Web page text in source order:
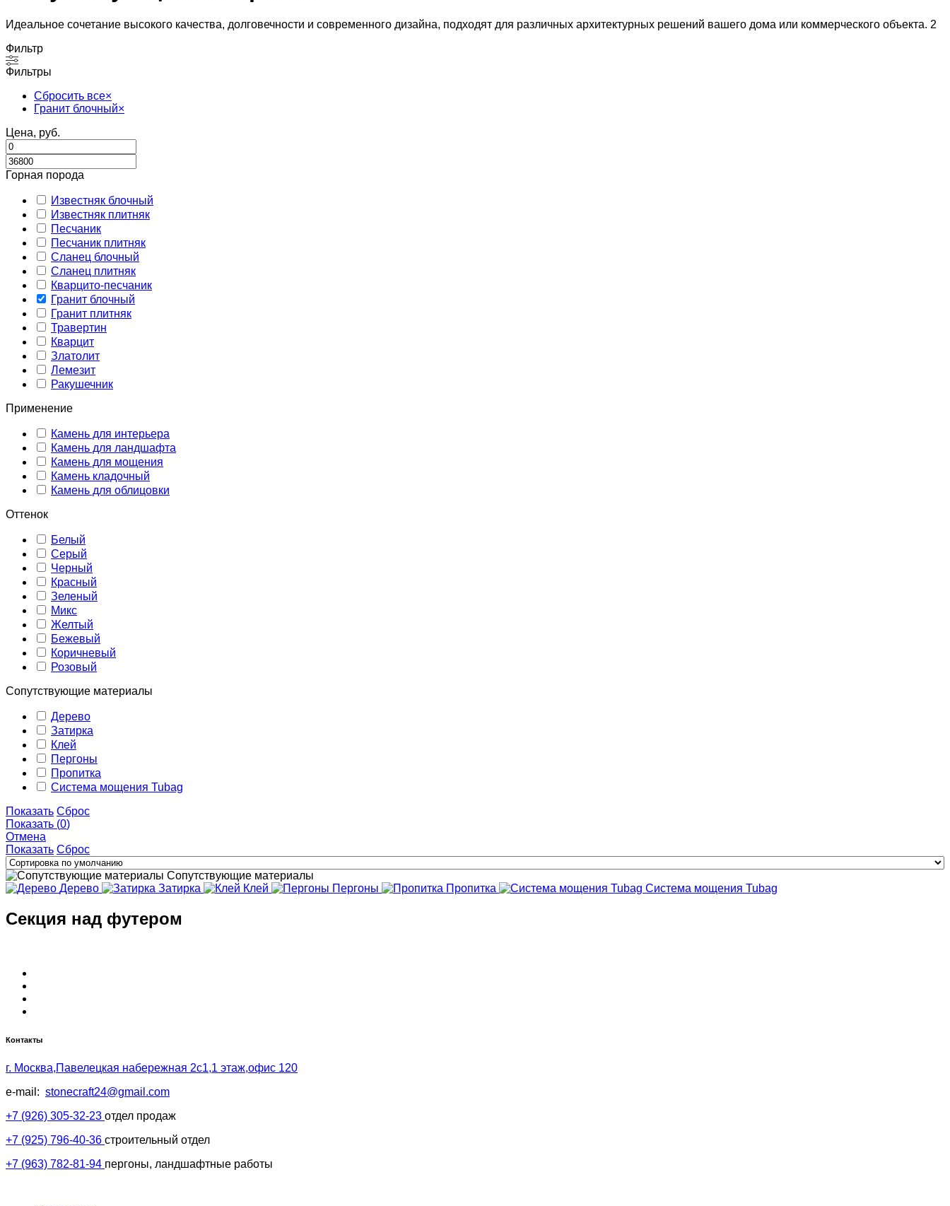
Идеальное сочетание высокого качества, долговечности и современного дизайна, подходят для различных архитектурных решений вашего дома или коммерческого объекта. 2
Фильтр
Фильтры
Сбросить все×
Гранит блочный×
Цена, руб.
Горная порода
Известняк блочный
Известняк плитняк
Песчаник
Песчаник плитняк
Сланец блочный
Сланец плитняк
Кварцито-песчаник
Гранит блочный
Гранит плитняк
Травертин
Кварцит
Златолит
Лемезит
Ракушечник
Применение
Камень для интерьера
Камень для ландшафта
Камень для мощения
Камень кладочный
Камень для облицовки
Оттенок
Белый
Серый
Черный
Красный
Зеленый
Микс
Желтый
Бежевый
Коричневый
Розовый
Сопутствующие материалы
Дерево
Затирка
Клей
Пергоны
Пропитка
Система мощения Tubag
Показать Сброс
Показать (0)
Отмена
Показать Сброс
Сопутствующие материалы
Дерево
Затирка Клей Пергоны Пропитка Система мощения Tubag
Секция над футером
Контакты
г. Москва,Павелецкая набережная 2с1,1 этаж,офис 120
e-mail: stonecraft24@gmail.com
+7 (926) 305-32-23 отдел продаж
+7 (925) 796-40-36 строительный отдел
+7 (963) 782-81-94 пергоны, ландшафтные работы